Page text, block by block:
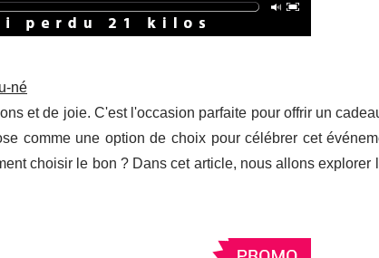
né
et de joie. C'est l'occasion parfaite pour offrir un
comme une option de choix pour célébrer cet
choisir le bon ? Dans cet article, nous allons explorer